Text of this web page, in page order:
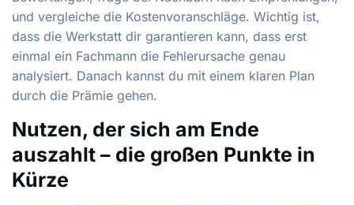
und vergleiche die Kostenvoranschläge. Wichtig ist,
dass die Werkstatt dir garantieren kann, dass erst
einmal ein Fachmann die Fehlerursache genau
analysiert. Danach kannst du mit einem klaren Plan
durch die Prämie gehen.
Nutzen, der sich am Ende
auszahlt – die großen Punkte in
Kürze